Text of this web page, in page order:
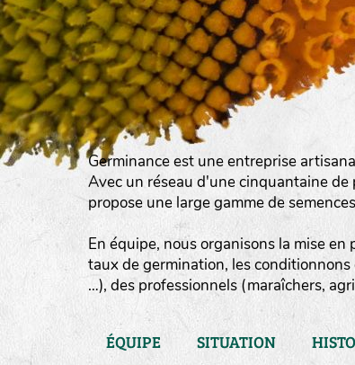
Germinance est une entreprise
Avec un réseau d'une cinquantaine
propose une large gamme de
En équipe, nous organisons la mise
taux de germination, les
…), des professionnels (maraîchers,
ÉQUIPE SITUATION